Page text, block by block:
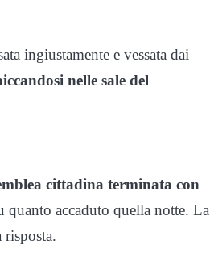
ingiustamente e vessata dai
nelle sale del
cittadina terminata con
quanto accaduto quella notte. La
risposta.